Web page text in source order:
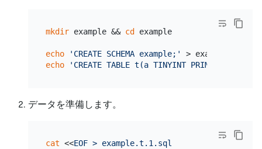
mkdir example && cd example
echo
'CREATE SCHEMA example;'
echo
'CREATE TABLE t(a TINYINT PRIMARY KEY, b
データを準備します。
cat <<EOF > example.t.1.sql